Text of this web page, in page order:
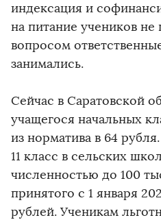
индексация и
на питание учеников
вопросом
занимались.
Сейчас в Саратовской
учащегося начальных
из норматива в 64
11 класс в сельских
численностью до 100
принятого с 1 января
рублей. Ученикам